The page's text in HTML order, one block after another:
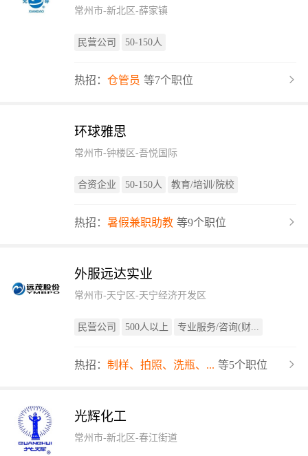
常州市-新北区-薛家镇
民营公司 50-150人
热招： 仓管员 等7个职位
环球雅思
常州市-钟楼区-吾悦国际
合资企业 50-150人 教育/培训/院校
热招： 暑假兼职助教 等9个职位
外服远达实业
常州市-天宁区-天宁经济开发区
民营公司 500人以上 专业服务/咨询(财...
热招： 制样、拍照、洗瓶、... 等5个职位
光辉化工
常州市-新北区-春江街道